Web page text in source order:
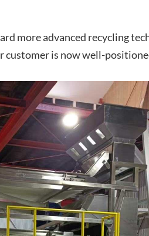
more advanced recycling
is now well-